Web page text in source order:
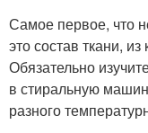
Самое первое, что
это состав ткани,
Обязательно
в стиральную
разного